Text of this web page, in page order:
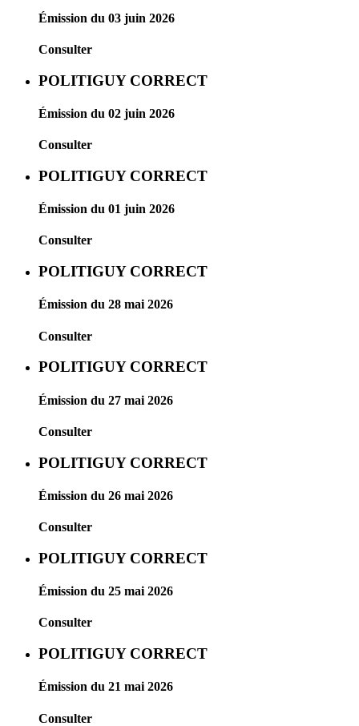
Émission du 03 juin 2026
Consulter
POLITIGUY CORRECT
Émission du 02 juin 2026
Consulter
POLITIGUY CORRECT
Émission du 01 juin 2026
Consulter
POLITIGUY CORRECT
Émission du 28 mai 2026
Consulter
POLITIGUY CORRECT
Émission du 27 mai 2026
Consulter
POLITIGUY CORRECT
Émission du 26 mai 2026
Consulter
POLITIGUY CORRECT
Émission du 25 mai 2026
Consulter
POLITIGUY CORRECT
Émission du 21 mai 2026
Consulter